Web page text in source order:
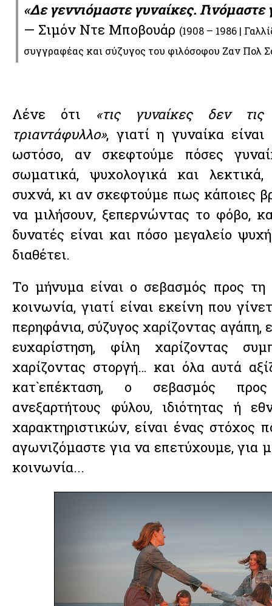
«Δε γεννιόμαστε γυναίκες. Γινόμαστε
— Σιμόν Ντε Μποβουάρ (1908 – 1986 |
συγγραφέας και σύζυγος του φιλόσοφου Ζαν Πολ
Λένε ότι «τις γυναίκες δεν
τριαντάφυλλο», γιατί η γυναίκα
ωστόσο, αν σκεφτούμε πόσες
σωματικά, ψυχολογικά και
συχνά, κι αν σκεφτούμε πως κάποιες
να μιλήσουν, ξεπερνώντας το φόβο,
δυνατές είναι και πόσο μεγαλείο
διαθέτει.
Το μήνυμα είναι ο σεβασμός προς
κοινωνία, γιατί είναι εκείνη που
περηφάνια, σύζυγος χαρίζοντας αγάπη,
ευχαρίστηση, φίλη χαρίζοντας
χαρίζοντας στοργή… και όλα αυτά
κατ`επέκταση, ο σεβασμός
ανεξαρτήτους φύλου, ιδιότητας ή
χαρακτηριστικών, είναι ένας στόχος
αγωνιζόμαστε για να επετύχουμε, για
κοινωνία...